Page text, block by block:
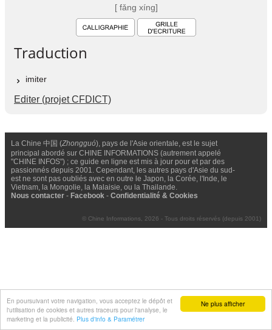
Ne plus afficher
En poursuivant votre navigation, vous acceptez le dépôt et
l'utilisation de cookies et autres traceurs pour l'analyse, le
marketing et la publicité. Plus d'info & Paramétrer
[ fǎng xíng]
Traduction
imiter
Editer (projet CFDICT)
La Chine 中国 (Zhongguó), pays de l'Asie orientale, est le sujet
principal abordé sur CHINE INFORMATIONS (autrement appelé
"CHINE INFOS") ; ce guide en ligne est mis à jour pour et par des
passionnés depuis 2001. Cependant, les autres pays d'Asie du sud-
est ne sont pas oubliés avec en outre le Japon, la Corée, l'Inde, le
Vietnam, la Mongolie, la Malaisie, ou la Thailande.
Nous contacter - Facebook - Confidentialité & Cookies
© Chine Informations, 2026 - Tous droits réservés (depuis 2001)